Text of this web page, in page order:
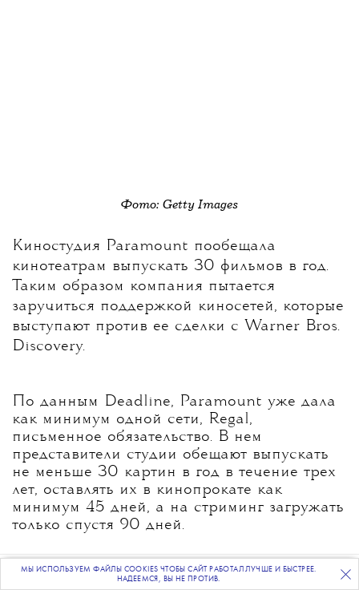
ПОДПИСЫВАЙТЕСЬНА НАШУ ВЕЧЕРНЮЮ РАССЫЛКУ
Фото: Getty Images
Киностудия Paramount пообещала
кинотеатрам выпускать 30 фильмов в год.
Таким образом компания пытается
заручиться поддержкой киносетей, которые
выступают против ее сделки с Warner Bros.
Discovery.
По данным Deadline, Paramount уже дала
как минимум одной сети, Regal,
письменное обязательство. В нем
представители студии обещают выпускать
не меньше 30 картин в год в течение трех
лет, оставлять их в кинопрокате как
минимум 45 дней, а на стриминг загружать
только спустя 90 дней.
По словам главы Paramount Дэвида
МЫ ИСПОЛЬЗУЕМ ФАЙЛЫ COOKIES ЧТОБЫ САЙТ РАБОТАЛ ЛУЧШЕ И БЫСТРЕЕ.
НАДЕЕМСЯ, ВЫ НЕ ПРОТИВ.